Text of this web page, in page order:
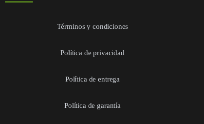
Términos y condiciones
Política de privacidad
Política de entrega
Política de garantía